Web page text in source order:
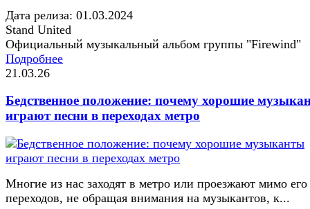
Дата релиза: 01.03.2024
Stand United
Официальный музыкальный альбом группы "Firewind"
Подробнее
21.03.26
Бедственное положение: почему хорошие
играют песни в переходах метро
Многие из нас заходят в метро или проезжают мимо его
переходов, не обращая внимания на музыкантов, к...